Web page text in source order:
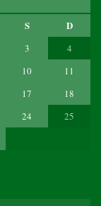
S D
3
4
10
11
17
18
24
25